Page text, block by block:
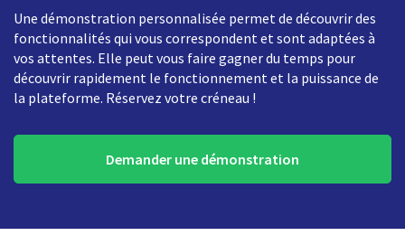
Une démonstration personnalisée permet de découvrir des
fonctionnalités qui vous correspondent et sont adaptées à
vos attentes. Elle peut vous faire gagner du temps pour
découvrir rapidement le fonctionnement et la puissance de
la plateforme. Réservez votre créneau !
Demander une démonstration